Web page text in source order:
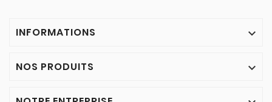
INFORMATIONS 
NOS PRODUITS 